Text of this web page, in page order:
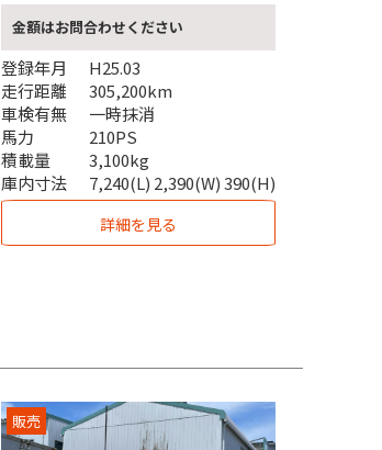
金額はお問合わせください
登録年月
走行距離
車検有無
馬力
積載量
庫内寸法
H25.03
305,200km
一時抹消
210PS
3,100kg
7,240(L) 2,390(W) 390(H)
詳細を見る
販売